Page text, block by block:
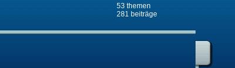
53 themen
281 beiträge